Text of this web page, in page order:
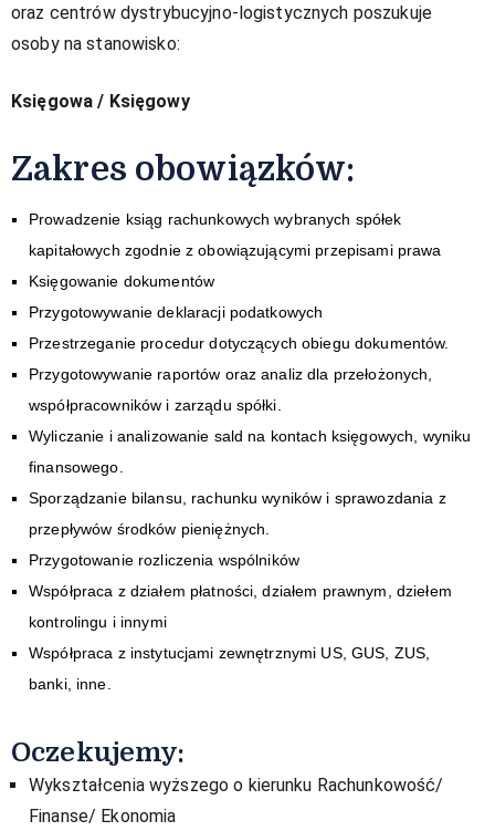
oraz centrów dystrybucyjno-logistycznych poszukuje
osoby na stanowisko:
Księgowa / Księgowy
Zakres obowiązków:​
Prowadzenie ksiąg rachunkowych wybranych spółek
kapitałowych zgodnie z obowiązującymi przepisami prawa
Księgowanie dokumentów
Przygotowywanie deklaracji podatkowych
Przestrzeganie procedur dotyczących obiegu dokumentów.
Przygotowywanie raportów oraz analiz dla przełożonych,
współpracowników i zarządu spółki.
Wyliczanie i analizowanie sald na kontach księgowych, wyniku
finansowego.
Sporządzanie bilansu, rachunku wyników i sprawozdania z
przepływów środków pieniężnych.
Przygotowanie rozliczenia wspólników
Współpraca z działem płatności, działem prawnym, dziełem
kontrolingu i innymi
Współpraca z instytucjami zewnętrznymi US, GUS, ZUS,
banki, inne.
Oczekujemy:
Wykształcenia wyższego o kierunku Rachunkowość/
Finanse/ Ekonomia